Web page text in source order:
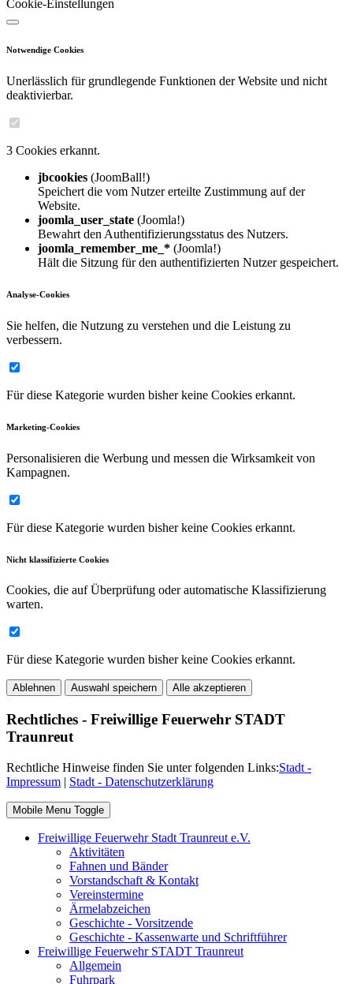
Cookie-Einstellungen
Notwendige Cookies
Unerlässlich für grundlegende Funktionen der Website und nicht
deaktivierbar.
3 Cookies erkannt.
jbcookies (JoomBall!)
Speichert die vom Nutzer erteilte Zustimmung auf der
Website.
joomla_user_state (Joomla!)
Bewahrt den Authentifizierungsstatus des Nutzers.
joomla_remember_me_* (Joomla!)
Hält die Sitzung für den authentifizierten Nutzer gespeichert.
Analyse-Cookies
Sie helfen, die Nutzung zu verstehen und die Leistung zu
verbessern.
Für diese Kategorie wurden bisher keine Cookies erkannt.
Marketing-Cookies
Personalisieren die Werbung und messen die Wirksamkeit von
Kampagnen.
Für diese Kategorie wurden bisher keine Cookies erkannt.
Nicht klassifizierte Cookies
Cookies, die auf Überprüfung oder automatische Klassifizierung
warten.
Für diese Kategorie wurden bisher keine Cookies erkannt.
Ablehnen Auswahl speichern Alle akzeptieren
Rechtliches - Freiwillige Feuerwehr STADT
Traunreut
Rechtliche Hinweise finden Sie unter folgenden Links:Stadt -
Impressum | Stadt - Datenschutzerklärung
Mobile Menu Toggle
Freiwillige Feuerwehr Stadt Traunreut e.V.
Aktivitäten
Fahnen und Bänder
Vorstandschaft & Kontakt
Vereinstermine
Ärmelabzeichen
Geschichte - Vorsitzende
Geschichte - Kassenwarte und Schriftführer
Freiwillige Feuerwehr STADT Traunreut
Allgemein
Fuhrpark